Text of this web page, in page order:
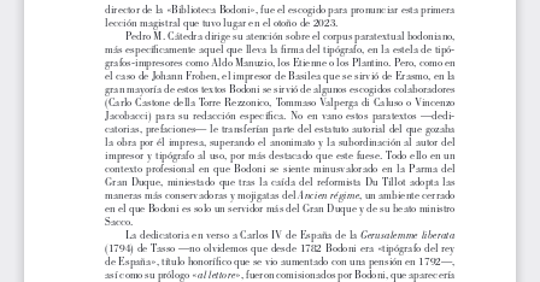
director de la «Biblioteca Bodoni», fue el escogido para pronunciar esta primera
lección magistral que tuvo lugar en el otoño de 2023.
Pedro M. Cátedra dirige su atención sobre el corpus paratextual bodoniano,
más específicamente aquel que lleva la firma del tipógrafo, en la estela de tipó-
grafos-impresores como Aldo Manuzio, los Etienne o los Plantino. Pero, como en
el caso de Johann Froben, el impresor de Basilea que se sirvió de Erasmo, en la
gran mayoría de estos textos Bodoni se sirvió de algunos escogidos colaboradores
(Carlo Castone della Torre Rezzonico, Tommaso Valperga di Caluso o Vincenzo
Jacobacci)  para  su  redacción  específica.  No  en  vano  estos  paratextos  —dedi-
catorias, prefaciones— le transferían parte del estatuto autorial del que gozaba
la obra por él impresa, superando el anonimato y la subordinación al autor del
impresor y tipógrafo al uso, por más destacado que este fuese. Todo ello en un
contexto  profesional  en  que  Bodoni  se  siente  minusvalorado  en  la  Parma  del
Gran  Duque,  miniestado  que  tras  la  caída  del  reformista  Du  Tillot  adopta  las
maneras más conservadoras y mojigatas del Ancien régime, un ambiente cerrado
en el que Bodoni es solo un servidor más del Gran Duque y de su beato ministro
Sacco.
La dedicatoria en verso a Carlos IV de España de la Gerusalemme liberata
(1794) de Tasso —no olvidemos que desde 1782 Bodoni era «tipógrafo del rey
de España», título honorífico que se vio aumentado con una pensión en 1792—,
así como su prólogo «al lettore», fueron comisionados por Bodoni, que aparecería